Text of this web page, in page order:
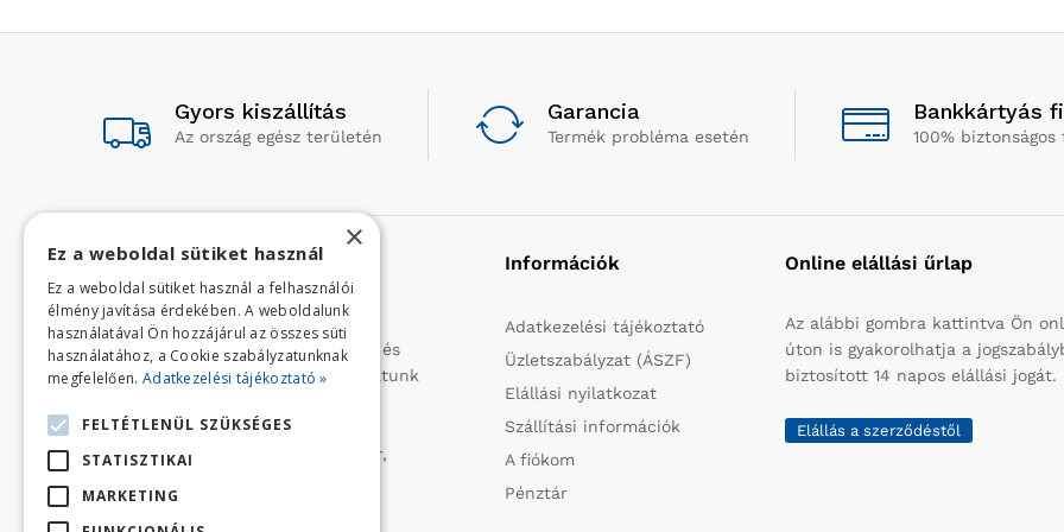
Gyors kiszállítás
Az ország egész területén
Garancia
Termék probléma esetén
Bankkártyás
100% biztonságos
Rólunk
Profilunk a mezőgazdasági, kerti
kisgépek és egyéb iparcikkek kis- és
nagykereskedelme. 1991 óta folytatunk
Olaszországból származó
vízszivattyúkat (DAB, Tesla, Leader,
robbanómotoros fűnyírókat kerti
Információk
Adatkezelési tájékoztató
Üzletszabályzat (ÁSZF)
Elállási nyilatkozat
Szállítási információk
A fiókom
Pénztár
Online elállási űrlap
Az alábbi gombra kattintva Ön
úton is gyakorolhatja a
biztosított 14 napos elállási jogát.
Elállás a szerződéstől
×
Ez a weboldal sütiket használ
Ez a weboldal sütiket használ a felhasználói
élmény javítása érdekében. A weboldalunk
használatával Ön hozzájárul az összes süti
használatához, a Cookie szabályzatunknak
megfelelően. Adatkezelési tájékoztató »
FELTÉTLENÜL SZÜKSÉGES
STATISZTIKAI
MARKETING